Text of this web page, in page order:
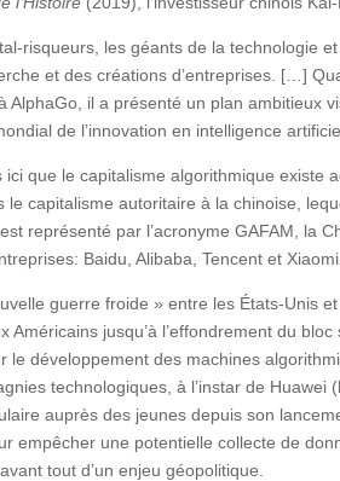
risqueurs, les géants de la technologie
et des créations d’entreprises. […]
AlphaGo, il a présenté un plan ambitieux
de l’innovation en intelligence
ici que le capitalisme algorithmique existe
le capitalisme autoritaire à la chinoise,
représenté par l’acronyme GAFAM, la
Baidu, Alibaba, Tencent et Xiaomi.
guerre froide » entre les États-Unis
Américains jusqu’à l’effondrement du
le développement des machines
technologiques, à l’instar de
auprès des jeunes depuis son
empêcher une potentielle collecte de
avant tout d’un enjeu géopolitique.